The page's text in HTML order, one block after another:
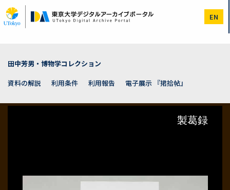
イ
ン
EN
田中芳男・博物学コレクション
資料の解説
利用条件 利用報告 電子展示 『捃拾帖』